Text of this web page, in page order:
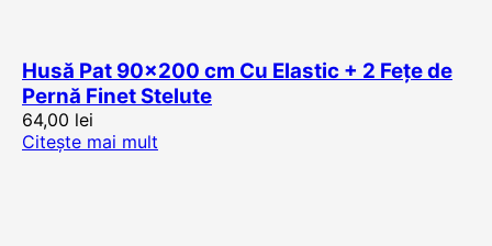
Husă Pat 90×200 cm Cu Elastic + 2 Fețe de
Pernă Finet Stelute
64,00 lei
Citește mai mult